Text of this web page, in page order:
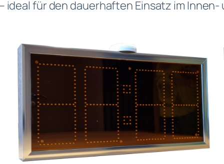
ideal für den dauerhaften Einsatz im